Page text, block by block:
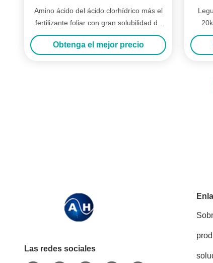
Amino ácido del ácido clorhídrico más el
fertilizante foliar con gran solubilidad de
agua del cloro
Obtenga el mejor precio
Las redes sociales